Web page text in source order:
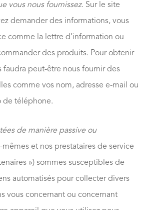
vous nous fournissez. Sur le site
demander des informations, vous
comme la lettre d’information ou
des produits. Pour obtenir
faudra peut-être nous fournir des
comme vos nom, adresse e-mail ou
de téléphone.
de manière passive ou
mêmes et nos prestataires de service
») sommes susceptibles de
automatisés pour collecter divers
vous concernant ou concernant